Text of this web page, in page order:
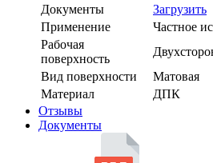
Документы
Загрузить
Применение
Частное
Рабочая
поверхность
Вид поверхности
Матовая
Материал
ДПК
Отзывы
Документы